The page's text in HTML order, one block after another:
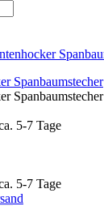
Spanbaumstecher
Spanbaumstecher
5-7 Tage
5-7 Tage